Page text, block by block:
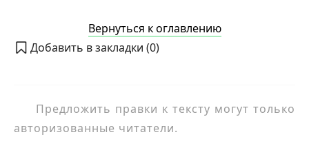
Вернуться к оглавлению
Добавить в закладки (0)
Предложить правки к тексту могут только
авторизованные читатели.